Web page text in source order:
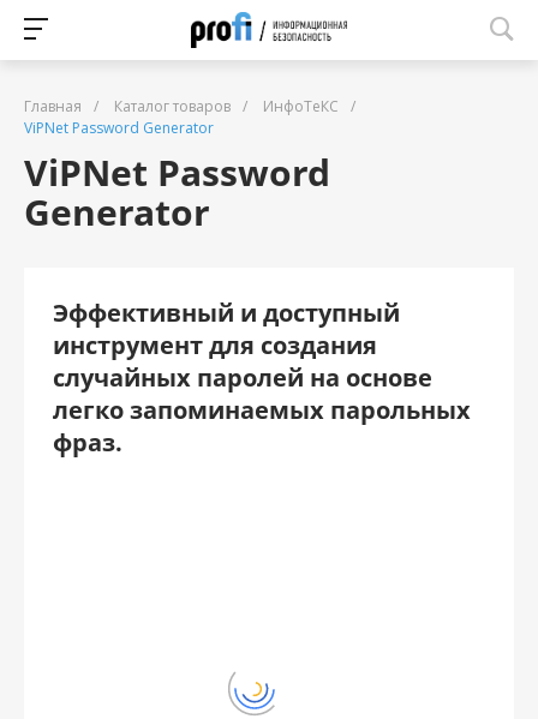
Главная / Каталог товаров / ИнфоТеКС
/
ViPNet Password Generator
ViPNet Password
Generator
Эффективный и доступный
инструмент для создания
случайных паролей на основе
легко запоминаемых парольных
фраз.